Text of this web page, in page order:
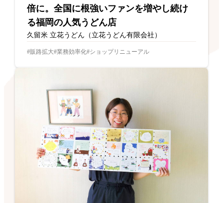
倍に。全国に根強いファンを増やし続け
る福岡の人気うどん店
久留米 立花うどん（立花うどん有限会社）
販路拡大 業務効率化 ショップリニューアル